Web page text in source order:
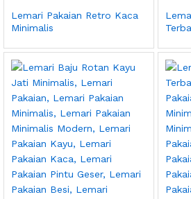
Lemari Pakaian Retro Kaca
Minimalis